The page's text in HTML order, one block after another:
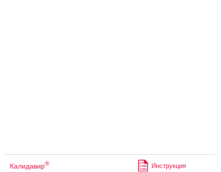
Калидавир® Инструкция